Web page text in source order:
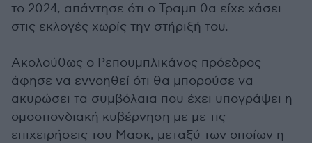
το 2024, απάντησε ότι ο Τραμπ θα είχε χάσει
στις εκλογές χωρίς την στήριξή του.
Ακολούθως ο Ρεπουμπλικάνος πρόεδρος
άφησε να εννοηθεί ότι θα μπορούσε να
ακυρώσει τα συμβόλαια που έχει υπογράψει η
ομοσπονδιακή κυβέρνηση με με τις
επιχειρήσεις του Μασκ, μεταξύ των οποίων η